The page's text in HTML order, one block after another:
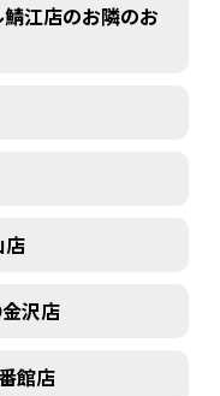
江店のお隣のお
店
沢店
館店